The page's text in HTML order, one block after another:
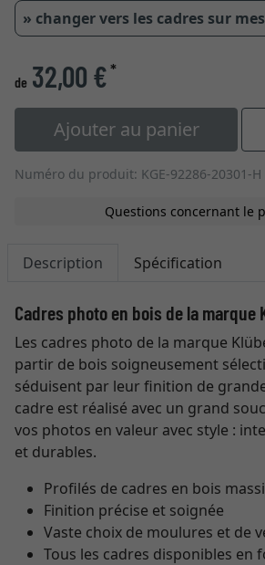
» changer vers les cadres sur
de 32,00 €*
Ajouter au panier
Numéro du produit: KGE-92286-20301-H
Questions concernant le
Description Spécification
Cadres photo en bois de la marque
Les cadres photo de la marque
partir de bois soigneusement
séduisent par leur finition de
cadre est réalisé avec un grand
vos photos en valeur avec style :
et durables.
Profilés de cadres en bois
Finition précise et soignée
Vaste choix de moulures et de
Tous les cadres disponibles en